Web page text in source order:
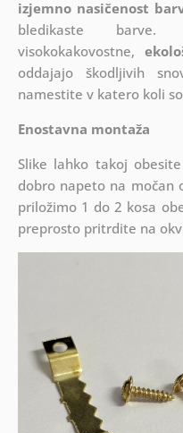
izjemno nasičenost
bledikaste
visokokakovostne,
oddajajo škodljivih
namestite v katero koli
Enostavna montaža
Slike lahko takoj
dobro napeto na močan
priložimo 1 do 2 kosa
preprosto pritrdite na